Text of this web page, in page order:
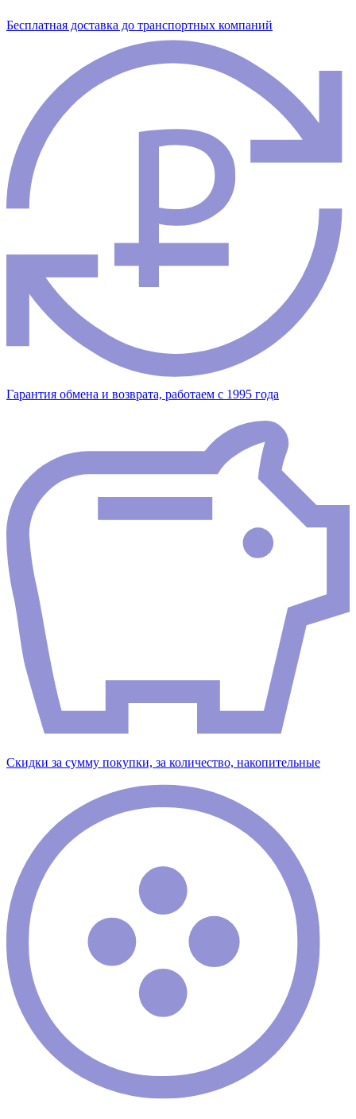
Бесплатная доставка до транспортных компаний
Гарантия обмена и возврата, работаем с 1995 года
Скидки за сумму покупки, за количество, накопительные